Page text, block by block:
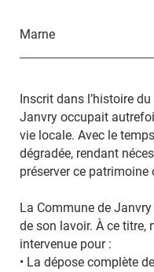
Marne
Inscrit dans l’histoire
Janvry occupait
vie locale. Avec le
dégradée, rendant
préserver ce patrimoine
La Commune de
de son lavoir. À ce titre,
intervenue pour :
• La dépose complète